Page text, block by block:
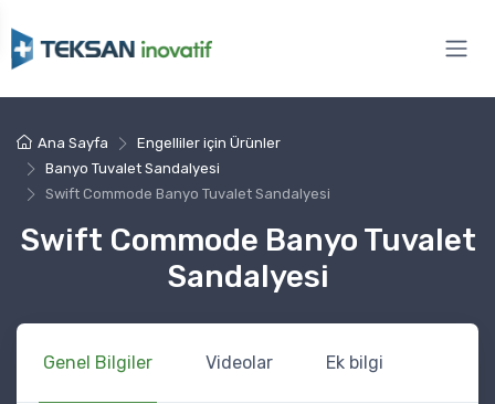
Ana Sayfa
Engelliler için Ürünler
Banyo Tuvalet Sandalyesi
Swift Commode Banyo Tuvalet Sandalyesi
Swift Commode Banyo Tuvalet
Sandalyesi
Genel Bilgiler Videolar Ek bilgi